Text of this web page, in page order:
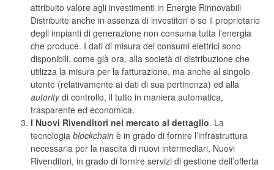
attribuito valore agli investimenti in Energie Rinnovabili
Distribuite anche in assenza di investitori o se il proprietario
degli impianti di generazione non consuma tutta l’energia
che produce. I dati di misura dei consumi elettrici sono
disponibili, come già ora, alla società di distribuzione che
utilizza la misura per la fatturazione, ma anche al singolo
utente (relativamente ai dati di sua pertinenza) ed alla
autoritydi controllo, il tutto in maniera automatica,
trasparente ed economica.
I Nuovi Rivenditori nel mercato al dettaglio. La
tecnologia blockchain è in grado di fornire l’infrastruttura
necessaria per la nascita di nuovi intermediari, Nuovi
Rivenditori, in grado di fornire servizi di gestione dell’offerta